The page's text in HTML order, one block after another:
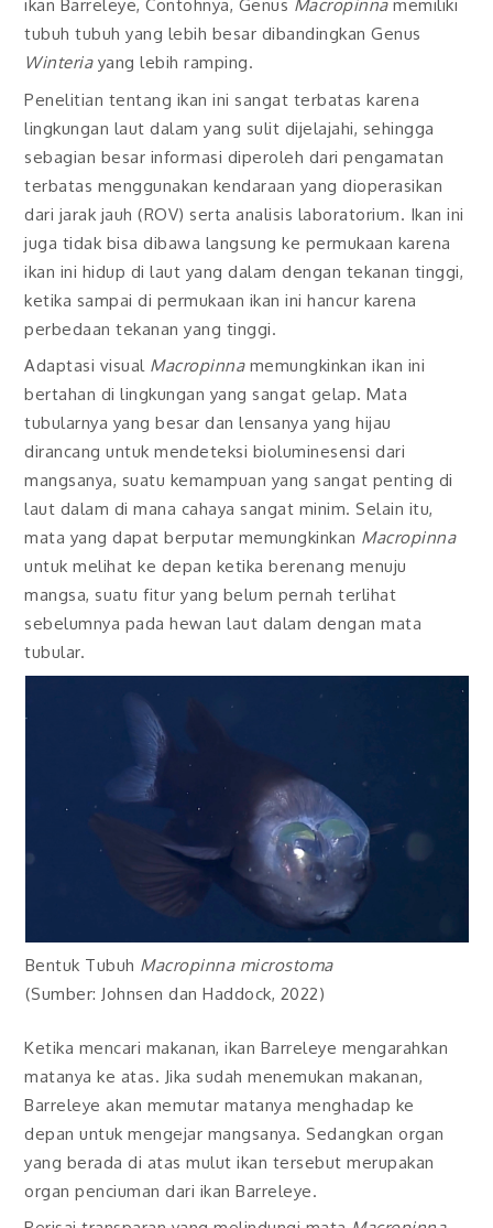
ikan Barreleye, Contohnya, Genus Macropinnamemiliki
tubuh tubuh yang lebih besar dibandingkan Genus
Winteriayang lebih ramping.
Penelitian tentang ikan ini sangat terbatas karena
lingkungan laut dalam yang sulit dijelajahi, sehingga
sebagian besar informasi diperoleh dari pengamatan
terbatas menggunakan kendaraan yang dioperasikan
dari jarak jauh (ROV) serta analisis laboratorium. Ikan ini
juga tidak bisa dibawa langsung ke permukaan karena
ikan ini hidup di laut yang dalam dengan tekanan tinggi,
ketika sampai di permukaan ikan ini hancur karena
perbedaan tekanan yang tinggi.
Adaptasi visual Macropinnamemungkinkan ikan ini
bertahan di lingkungan yang sangat gelap. Mata
tubularnya yang besar dan lensanya yang hijau
dirancang untuk mendeteksi bioluminesensi dari
mangsanya, suatu kemampuan yang sangat penting di
laut dalam di mana cahaya sangat minim. Selain itu,
mata yang dapat berputar memungkinkan Macropinna
untuk melihat ke depan ketika berenang menuju
mangsa, suatu fitur yang belum pernah terlihat
sebelumnya pada hewan laut dalam dengan mata
tubular.
Bentuk Tubuh Macropinna microstoma
(Sumber: Johnsen dan Haddock, 2022)
Ketika mencari makanan, ikan Barreleye mengarahkan
matanya ke atas. Jika sudah menemukan makanan,
Barreleye akan memutar matanya menghadap ke
depan untuk mengejar mangsanya. Sedangkan organ
yang berada di atas mulut ikan tersebut merupakan
organ penciuman dari ikan Barreleye.